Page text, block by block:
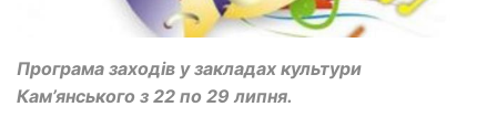
Програма заходів у закладах культури
Кам’янського з 22 по 29 липня.